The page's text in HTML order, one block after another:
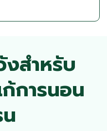
งสำหรับ
การนอน